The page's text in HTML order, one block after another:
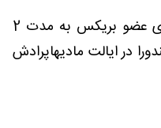
اجلاس وزیران کشاورزی کشورهای عضو بریکس به مدت 2
ایندورا در ایالت مادیهاپرادش